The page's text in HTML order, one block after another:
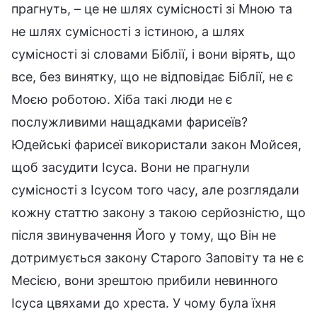
прагнуть, – це не шлях сумісності зі Мною та
не шлях сумісності з істиною, а шлях
сумісності зі словами Біблії, і вони вірять, що
все, без винятку, що не відповідає Біблії, не є
Моєю роботою. Хіба такі люди не є
послужливими нащадками фарисеїв?
Юдейські фарисеї використали закон Мойсея,
щоб засудити Ісуса. Вони не прагнули
сумісності з Ісусом того часу, але розглядали
кожну статтю закону з такою серйозністю, що
після звинувачення Його у тому, що Він не
дотримується закону Старого Заповіту та не є
Месією, вони зрештою прибили невинного
Ісуса цвяхами до хреста. У чому була їхня